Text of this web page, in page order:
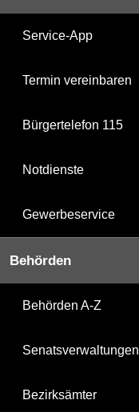
Service-App
Termin vereinbaren
Bürgertelefon 115
Notdienste
Gewerbeservice
Behörden
Behörden A-Z
Senatsverwaltungen
Bezirksämter